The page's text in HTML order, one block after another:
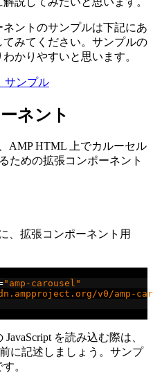
ントのサンプルは下記にあ
みてください。サンプルの
かりやすいと思います。
サンプル
ネント
AMP HTML 上でカルーセル
ための拡張コンポーネント
、拡張コンポーネント用
"amp-carousel"
v0/amp-
を読み込む際は、
に記述しましょう。サンプ
。